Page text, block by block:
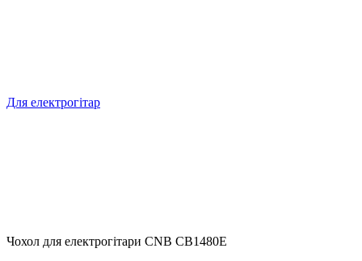
Для електрогітар
Чохол для електрогітари CNB CB1480E